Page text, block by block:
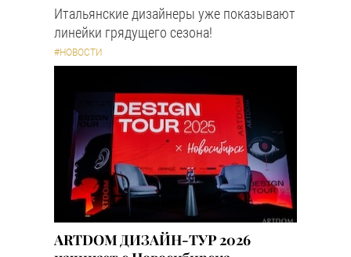
Итальянские дизайнеры уже показывают
линейки грядущего сезона!
#НОВОСТИ
ARTDOM ДИЗАЙН-ТУР 2026